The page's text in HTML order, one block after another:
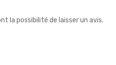
la possibilité de laisser un avis.